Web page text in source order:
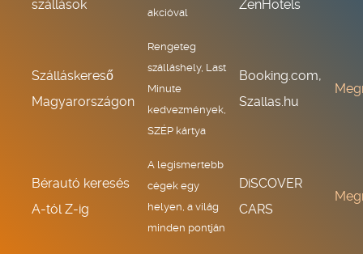
szállások
akcióval
ZenHotels
Szálláskereső
Magyarországon
Rengeteg
szálláshely, Last
Minute
kedvezmények,
SZÉP kártya
Booking.com,
Szallas.hu
Bérautó keresés
A-tól Z-ig
A legismertebb
cégek egy
helyen, a világ
minden pontján
DiSCOVER
CARS